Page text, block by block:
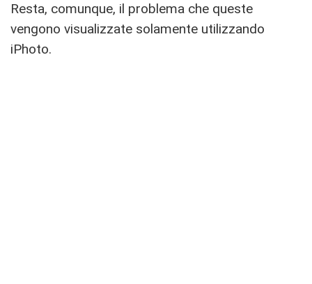
Resta, comunque, il problema che queste
vengono visualizzate solamente utilizzando
iPhoto.